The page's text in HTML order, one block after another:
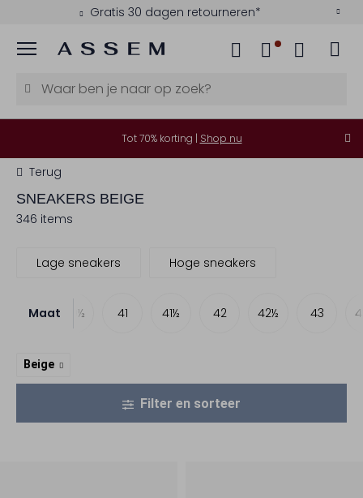
Kies zelf je bezorgmoment
Menu
Tot 70% korting | Shop nu
Terug
SNEAKERS BEIGE
346 items
Lage sneakers Hoge sneakers
Maat
40 40½ 41 41½ 42 42½ 43
Beige
Filter en sorteer